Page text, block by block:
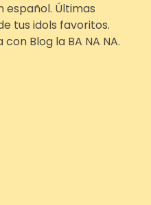
español. Últimas
tus idols favoritos.
Blog la BA NA NA.